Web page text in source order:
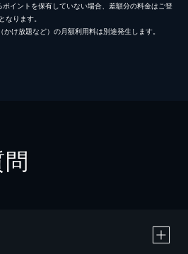
イントを保有していない場合、差額分の料金はご登
ります。
け放題など）の月額利用料は別途発生します。